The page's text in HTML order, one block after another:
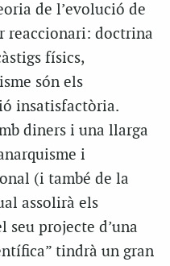
de l’evolució de
reaccionari: doctrina
físics,
són els
insatisfactòria.
diners i una llarga
i
(i també de la
assolirà els
seu projecte d’una
tindrà un gran